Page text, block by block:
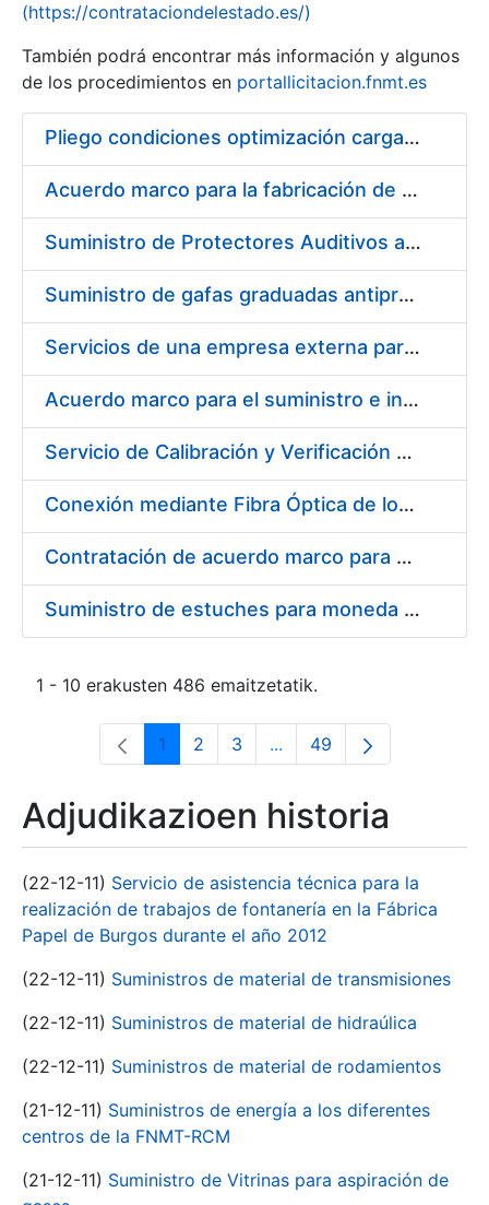
Erakutsi/Ezkutatu
(https://contrataciondelestado.es/)
También podrá encontrar más información y algunos
de los procedimientos en portallicitacion.fnmt.es
Pliego condiciones optimización cargas compras firmado
Acuerdo marco para la fabricación de piezas
Suministro de Protectores Auditivos a medida para las personas trabajadoras de los Centros de Trabajo de Madrid y Burgos
Suministro de gafas graduadas antiproyecciones para los trabajadores de la FNMT-RCM en los centros de trabajo de Madrid y Burgos
Servicios de una empresa externa para el asesoramiento y resolución de los recursos de alzada que se presentan relacionados con procesos de selección para la FNMT-RCM
Acuerdo marco para el suministro e instalación de persianas, estores y otros complementos
Servicio de Calibración y Verificación Externa de los Equipos de Medición del Servicio de Prevención de la FNMT-RCM
Conexión mediante Fibra Óptica de los Centros de Proceso de Datos (CPDs) de las sedes de la FNMT-RCM de Burgos y Madrid
Contratación de acuerdo marco para el Suministro de Material de Electricidad para la Fábrica Nacional de Moneda y Timbre-Real Casa de la Moneda en su centro de trabajo de Burgos
Suministro de estuches para moneda de 30 €
1 - 10 erakusten 486 emaitzetatik.
Orrialdea
1 Orrialdea
2 Orrialdea
3 ...Intermediate Pages Use
Orrialdea
49
Adjudikazioen historia
(22-12-11) Servicio de asistencia técnica para la
realización de trabajos de fontanería en la Fábrica
Papel de Burgos durante el año 2012
(22-12-11) Suministros de material de transmisiones
(22-12-11) Suministros de material de hidraúlica
(22-12-11) Suministros de material de rodamientos
(21-12-11) Suministros de energía a los diferentes
centros de la FNMT-RCM
(21-12-11) Suministro de Vitrinas para aspiración de